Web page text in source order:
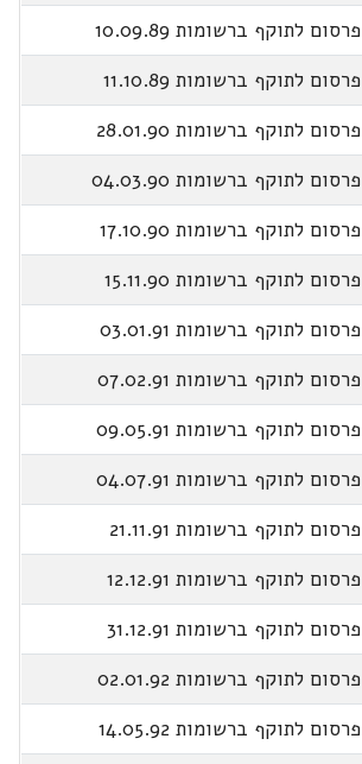
פרסום לתוקף ברשומות 10.09.89
פרסום לתוקף ברשומות 11.10.89
פרסום לתוקף ברשומות 28.01.90
פרסום לתוקף ברשומות 04.03.90
פרסום לתוקף ברשומות 17.10.90
פרסום לתוקף ברשומות 15.11.90
פרסום לתוקף ברשומות 03.01.91
פרסום לתוקף ברשומות 07.02.91
פרסום לתוקף ברשומות 09.05.91
פרסום לתוקף ברשומות 04.07.91
פרסום לתוקף ברשומות 21.11.91
פרסום לתוקף ברשומות 12.12.91
פרסום לתוקף ברשומות 31.12.91
פרסום לתוקף ברשומות 02.01.92
פרסום לתוקף ברשומות 14.05.92